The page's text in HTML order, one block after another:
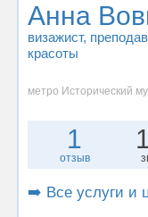
Анна
визажист,
красоты
метро Исторический
1
отзыв
➡️ Все услуги и